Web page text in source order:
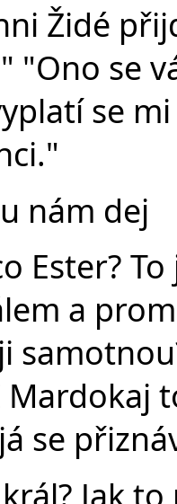
Židé
"Ono se
se
nám dej
Ester?
a
se
Jak